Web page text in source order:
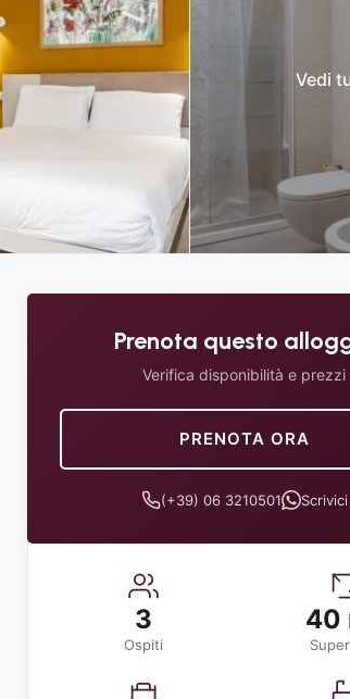
Vedi
Prenota questo
Verifica disponibilità e prezzi
PRENOTA ORA
(+39) 06 3210501 Scrivici
3
Ospiti
40